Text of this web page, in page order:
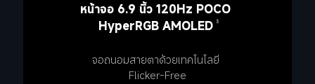
หน้าจอ 6.9 นิ้ว 120Hz POCO
HyperRGB AMOLED 3
จอถนอมสายตาด้วยเทคโนโลยี
Flicker-Free